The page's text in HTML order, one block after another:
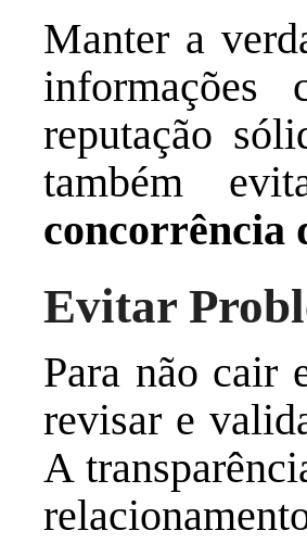
Manter a
informações
reputação
também
concorrência
Evitar
Para não cair
revisar e
A